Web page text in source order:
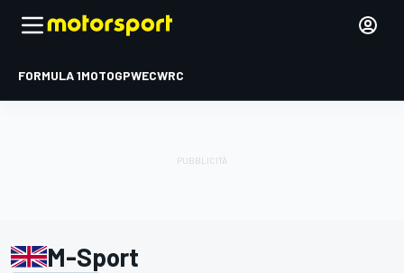
FORMULA 1MOTOGPWECWRC
M-Sport